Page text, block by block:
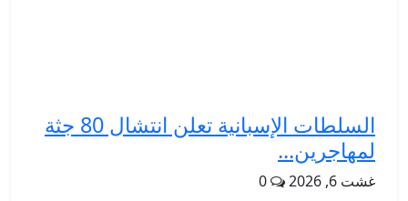
السلطات الإسبانية تعلن انتشال 80 جثة
لمهاجرين...
غشت 6, 2026 0